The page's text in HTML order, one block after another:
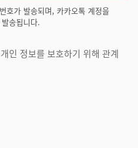
호가 발송되며, 카카오톡 계정을
송됩니다.
인 정보를 보호하기 위해 관계